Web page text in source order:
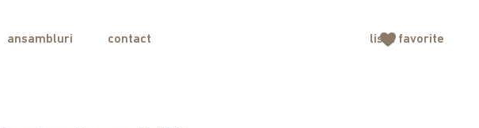
ansambluri contact lista favorite